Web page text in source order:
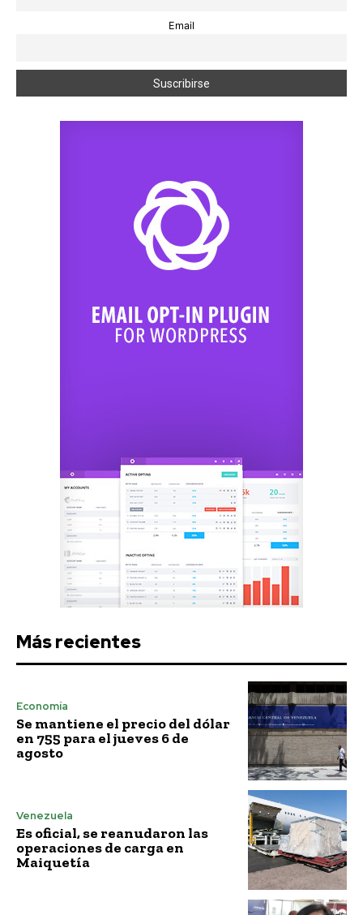
Email
Más recientes
Economía
Se mantiene el precio del dólar
en 755 para el jueves 6 de
agosto
Venezuela
Es oficial, se reanudaron las
operaciones de carga en
Maiquetía